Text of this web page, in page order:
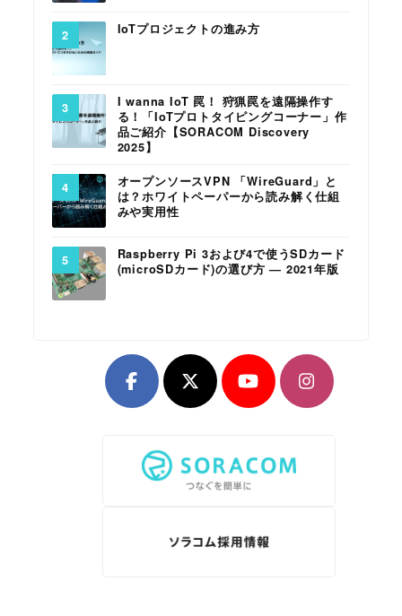
IoTプロジェクトの進み方
I wanna IoT 罠！ 狩猟罠を遠隔操作す
る！「IoTプロトタイピングコーナー」作
品ご紹介【SORACOM Discovery
2025】
オープンソースVPN 「WireGuard」と
は？ホワイトペーパーから読み解く仕組
みや実用性
Raspberry Pi 3および4で使うSDカード
(microSDカード)の選び方 ― 2021年版